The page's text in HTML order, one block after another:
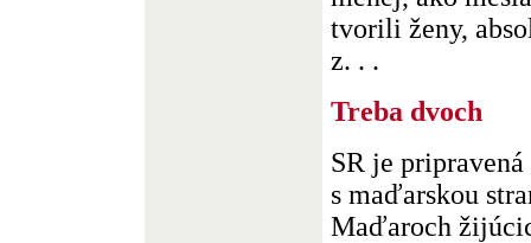
tvorili ženy,
z. . .
Treba dvoch
SR je
s maďarskou
Maďaroch